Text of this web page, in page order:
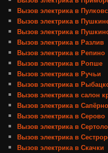
Вызов электрика в
Вызов электрика в
Вызов электрика в
Вызов электрика в Разлив
Вызов электрика в Репино
Вызов электрика в Ропше
Вызов электрика в Ручьи
Вызов электрика в
Вызов электрика в салон
Вызов электрика в
Вызов электрика в Серово
Вызов электрика в
Вызов электрика в
Вызов электрика в Скачки